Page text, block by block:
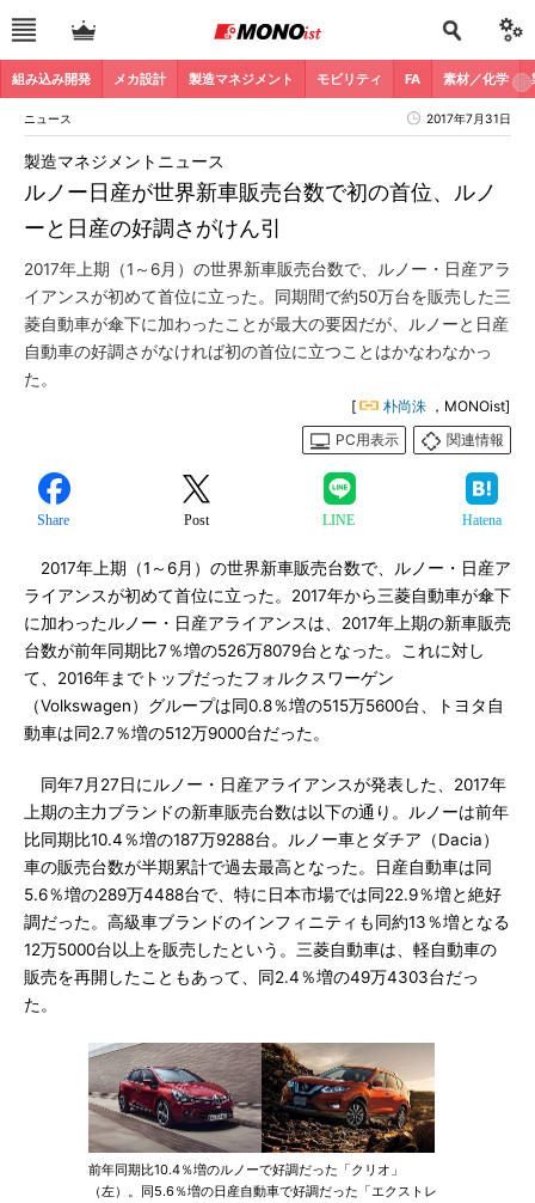
組み込み開発 メカ設計 製造マネジメント モビリティ FA 素材／化学
ニュース 2017年7月31日
ルノー日産が世界新車販売台数で初の首位、ルノ
ーと日産の好調さがけん引
製造マネジメントニュース
2017年上期（1～6月）の世界新車販売台数で、ルノー・日産アラ
イアンスが初めて首位に立った。同期間で約50万台を販売した三
菱自動車が傘下に加わったことが最大の要因だが、ルノーと日産
自動車の好調さがなければ初の首位に立つことはかなわなかっ
た。
[ 朴尚洙 ，MONOist]
PC用表示
関連情報
Share Post LINE Hatena
2017年上期（1～6月）の世界新車販売台数で、ルノー・日産ア
ライアンスが初めて首位に立った。2017年から三菱自動車が傘下
に加わったルノー・日産アライアンスは、2017年上期の新車販売
台数が前年同期比7％増の526万8079台となった。これに対し
て、2016年までトップだったフォルクスワーゲン
（Volkswagen）グループは同0.8％増の515万5600台、トヨタ自
動車は同2.7％増の512万9000台だった。
同年7月27日にルノー・日産アライアンスが発表した、2017年
上期の主力ブランドの新車販売台数は以下の通り。ルノーは前年
比同期比10.4％増の187万9288台。ルノー車とダチア（Dacia）
車の販売台数が半期累計で過去最高となった。日産自動車は同
5.6％増の289万4488台で、特に日本市場では同22.9％増と絶好
調だった。高級車ブランドのインフィニティも同約13％増となる
12万5000台以上を販売したという。三菱自動車は、軽自動車の
販売を再開したこともあって、同2.4％増の49万4303台だっ
た。
前年同期比10.4％増のルノーで好調だった「クリオ」
（左）。同5.6％増の日産自動車で好調だった「エクストレ